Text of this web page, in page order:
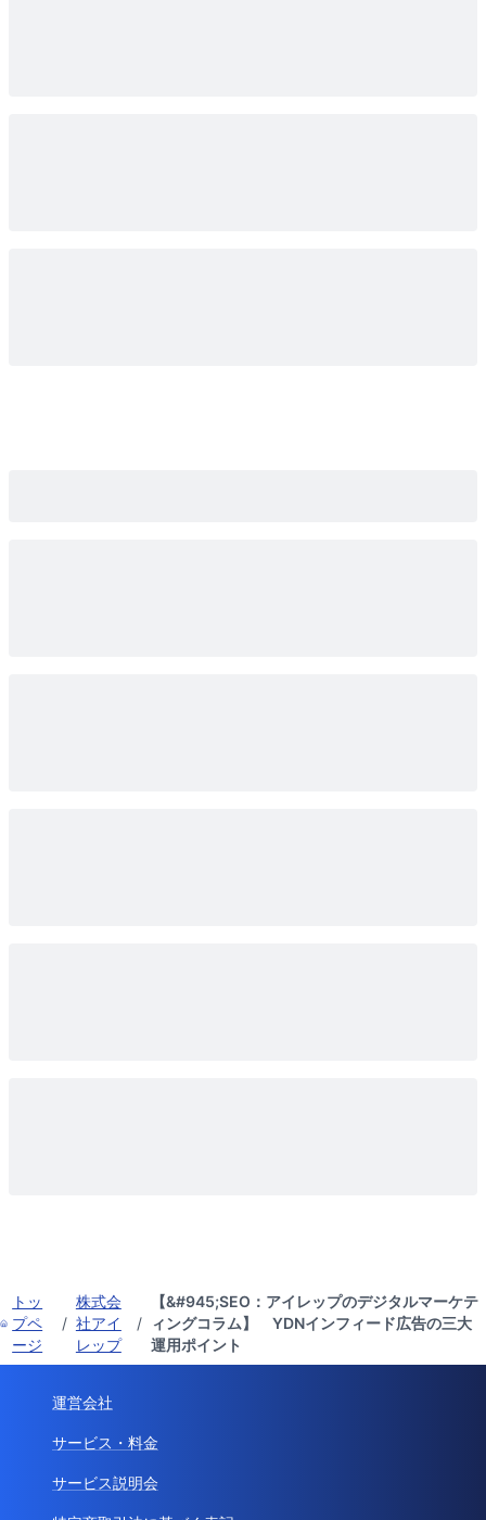
トッ
プペ
ージ
/
株式会
社アイ
レップ
/
【&#945;SEO：アイレップのデジタルマーケテ
ィングコラム】 YDNインフィード広告の三大
運用ポイント
運営会社
サービス・料金
サービス説明会